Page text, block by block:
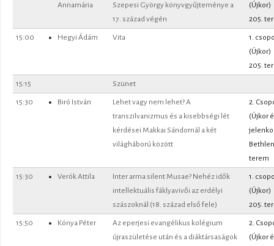
Annamária
Szepesi György könyvgyűjteménye a
17. század végén
(Újkor)
205.
15:00 Hegyi Ádám Vita
1.
(Újkor)
205.
15:15 Szünet
15:30 Biró István
Lehet vagy nem lehet? A
transzilvanizmus és a kisebbségi lét
kérdései Makkai Sándornál a két
világháború között
2.
(Újkor
Bethlen
terem
15:30 Verók Attila
Inter arma silent Musae? Nehéz idők
intellektuális fáklyavivői az erdélyi
szászoknál (18. század első fele)
1.
(Újkor)
205.
15:50 Kónya Péter
Az eperjesi evangélikus kolégium
újraszületése után és a diáktársaságok
2.
(Újkor